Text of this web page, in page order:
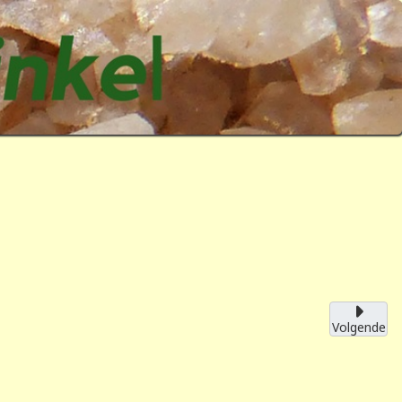
Volgende